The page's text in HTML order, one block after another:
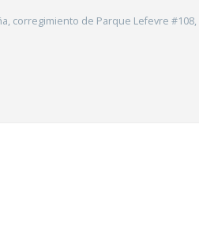
corregimiento de Parque Lefevre